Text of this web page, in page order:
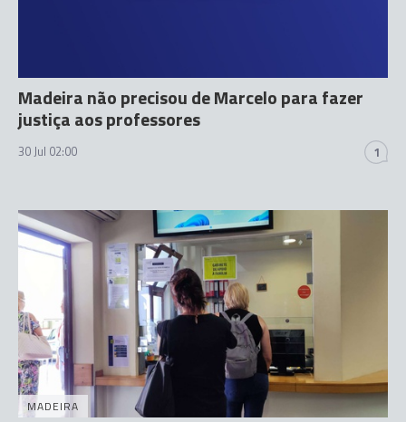
Madeira não precisou de Marcelo para fazer
justiça aos professores
30 Jul 02:00 1
MADEIRA